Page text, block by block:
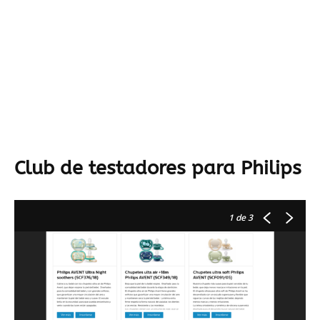
Club de testadores para Philips
1 de 3